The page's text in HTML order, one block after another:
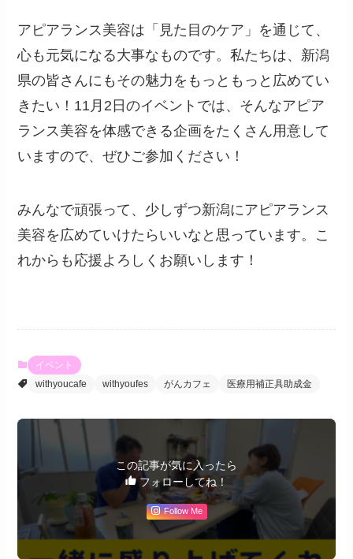
アピアランス美容は「見た目のケア」を通じて、
心も元気になる大事なものです。私たちは、新潟
県の皆さんにもその魅力をもっともっと広めてい
きたい！11月2日のイベントでは、そんなアピア
ランス美容を体感できる企画をたくさん用意して
いますので、ぜひご参加ください！
みんなで頑張って、少しずつ新潟にアピアランス
美容を広めていけたらいいなと思っています。こ
れからも応援よろしくお願いします！
イベント
withyoucafe
withyoufes がんカフェ 医療用補正具助成金
この記事が気に入ったら
フォローしてね！
Follow Me